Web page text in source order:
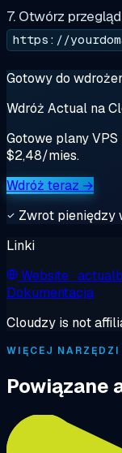
7. Otwórz
https://
Gotowy do
Wdróż Actual na
Gotowe plany VPS
$2,48/mies.
Wdróż teraz →
Zwrot pieniędzy
Linki
Website·
Dokumentacja
Cloudzy is not
WIĘCEJ NARZĘDZI
Powiązane